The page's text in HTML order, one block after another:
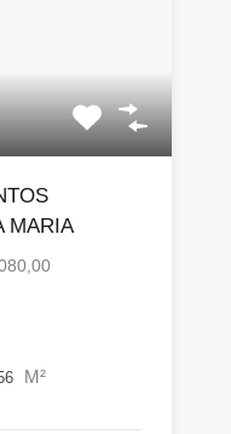
MARIA
M²